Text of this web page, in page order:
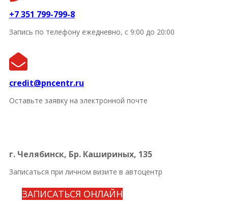
+7 351 799-799-8
Запись по телефону ежедневно, с 9:00 до 20:00
credit@pncentr.ru
Оставьте заявку на электронной почте
г. Челябинск, Бр. Кашириных, 135
Записаться при личном визите в автоцентр
ЗАПИСАТЬСЯ ОНЛАЙН